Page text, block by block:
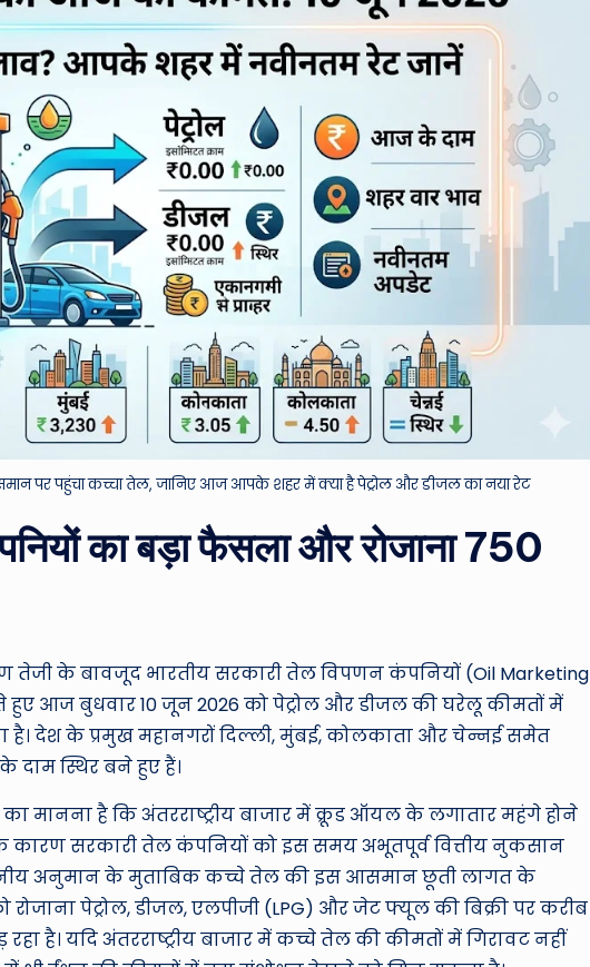
पर पहुंचा कच्चा तेल, जानिए आज आपके शहर में क्या है पेट्रोल और डीजल का नया रेट
का बड़ा फैसला और रोजाना 750
के बावजूद भारतीय सरकारी तेल विपणन कंपनियों (Oil Marketing
आज बुधवार 10 जून 2026 को पेट्रोल और डीजल की घरेलू कीमतों में
देश के प्रमुख महानगरों दिल्ली, मुंबई, कोलकाता और चेन्नई समेत
दाम स्थिर बने हुए हैं।
मानना है कि अंतरराष्ट्रीय बाजार में क्रूड ऑयल के लगातार महंगे होने
सरकारी तेल कंपनियों को इस समय अभूतपूर्व वित्तीय नुकसान
अनुमान के मुताबिक कच्चे तेल की इस आसमान छूती लागत के
पेट्रोल, डीजल, एलपीजी (LPG) और जेट फ्यूल की बिक्री पर करीब
है। यदि अंतरराष्ट्रीय बाजार में कच्चे तेल की कीमतों में गिरावट नहीं